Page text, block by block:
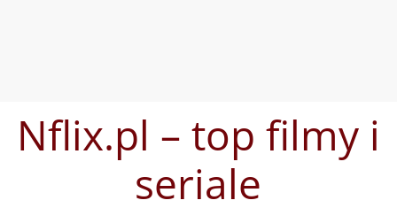
treściNflix.pl – top filmy i
seriale